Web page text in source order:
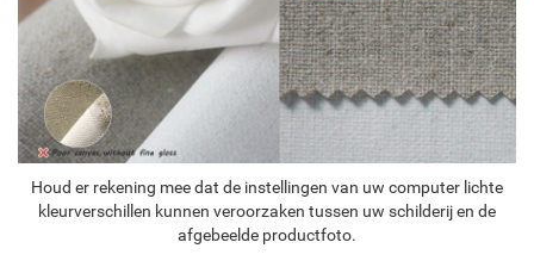
Houd er rekening mee dat de instellingen van uw computer lichte
kleurverschillen kunnen veroorzaken tussen uw schilderij en de
afgebeelde productfoto.